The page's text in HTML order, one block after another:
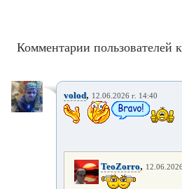
Комментарии пользователей
volod, 12.06.2026 г. 14:40
TeoZorro,